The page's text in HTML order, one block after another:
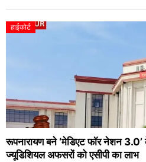
हाईकोर्ट
रूपनारायण बने ‘मेडिएट फॉर नेशन
ज्यूडिशियल अफसरों को एसीपी का लाभ